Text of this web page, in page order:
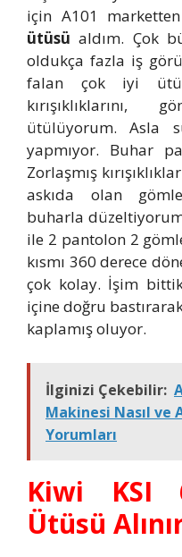
için A101 marketten
ütüsü aldım. Çok
oldukça fazla iş
falan çok iyi
ütülüyorum. Asla
yapmıyor. Buhar
Zorlaşmış
askıda olan
buharla
ile 2 pantolon 2
kısmı 360 derece
çok kolay. İşim
içine doğru
kaplamış oluyor.
İlginizi Çekebilir:
Makinesi Nasıl ve
Yorumları
Kiwi KSI
Ütüsü